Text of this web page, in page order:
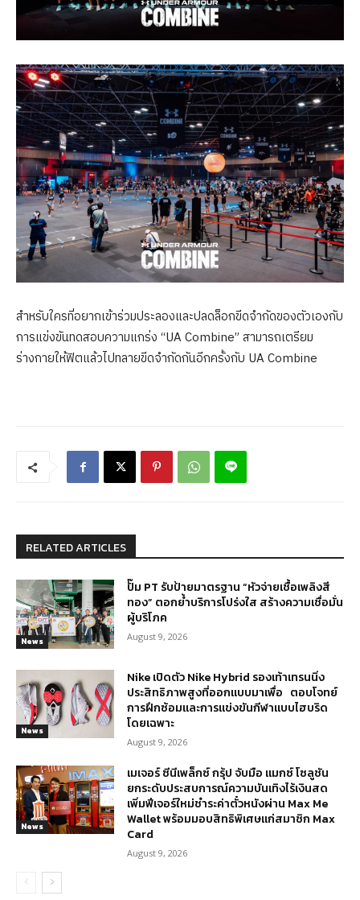
สำหรับใครที่อยากเข้าร่วมประลองและปลดล็อกขีดจำกัดของตัวเองกับ
การแข่งขันทดสอบความแกร่ง “UA Combine” สามารถเตรียม
ร่างกายให้ฟิตแล้วไปทลายขีดจำกัดกันอีกครั้งกับ UA Combine
RELATED ARTICLES
News
ปั๊ม PT รับป้ายมาตรฐาน “หัวจ่ายเชื้อเพลิงสี
ทอง” ตอกย้ำบริการโปร่งใส สร้างความเชื่อมั่น
ผู้บริโภค
August 9, 2026
News
Nike เปิดตัว Nike Hybrid รองเท้าเทรนนิ่ง
ประสิทธิภาพสูงที่ออกแบบมาเพื่อ ตอบโจทย์
การฝึกซ้อมและการแข่งขันกีฬาแบบไฮบริด
โดยเฉพาะ
August 9, 2026
News
เมเจอร์ ซีนีเพล็กซ์ กรุ้ป จับมือ แมกซ์ โซลูชัน
ยกระดับประสบการณ์ความบันเทิงไร้เงินสด
เพิ่มฟีเจอร์ใหม่ชำระค่าตั๋วหนังผ่าน Max Me
Wallet พร้อมมอบสิทธิพิเศษแก่สมาชิก Max
Card
August 9, 2026